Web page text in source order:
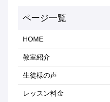
HOME
教室紹介
生徒様の声
レッスン料金